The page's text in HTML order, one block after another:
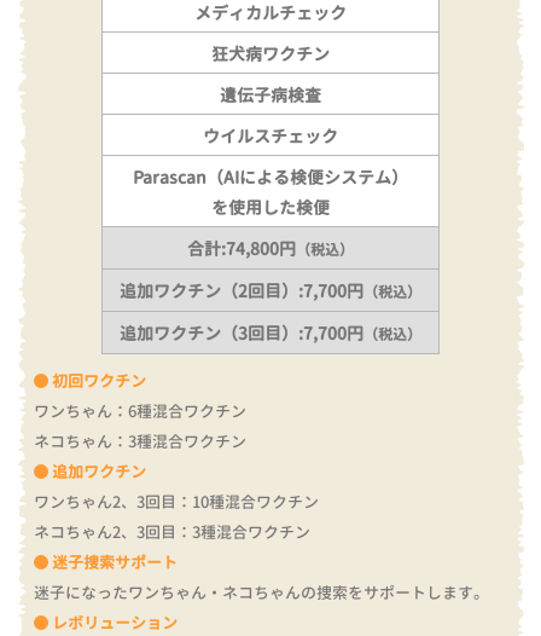
初回ワクチン
ワンちゃん：6種混合ワクチン
ネコちゃん：3種混合ワクチン
追加ワクチン
ワンちゃん2、3回目：10種混合ワクチン
ネコちゃん2、3回目：3種混合ワクチン
迷子捜索サポート
迷子になったワンちゃん・ネコちゃんの捜索をサポートします。
レボリューション
メディカルチェック
狂犬病ワクチン
遺伝子病検査
ウイルスチェック
Parascan（AIによる検便システム）
を使用した検便
合計:74,800円 （税込）
追加ワクチン（2回目）:7,700円 （税込）
追加ワクチン（3回目）:7,700円 （税込）